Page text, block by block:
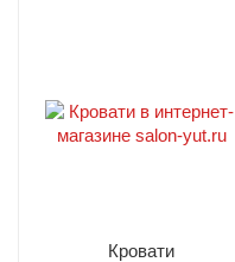
Кровати